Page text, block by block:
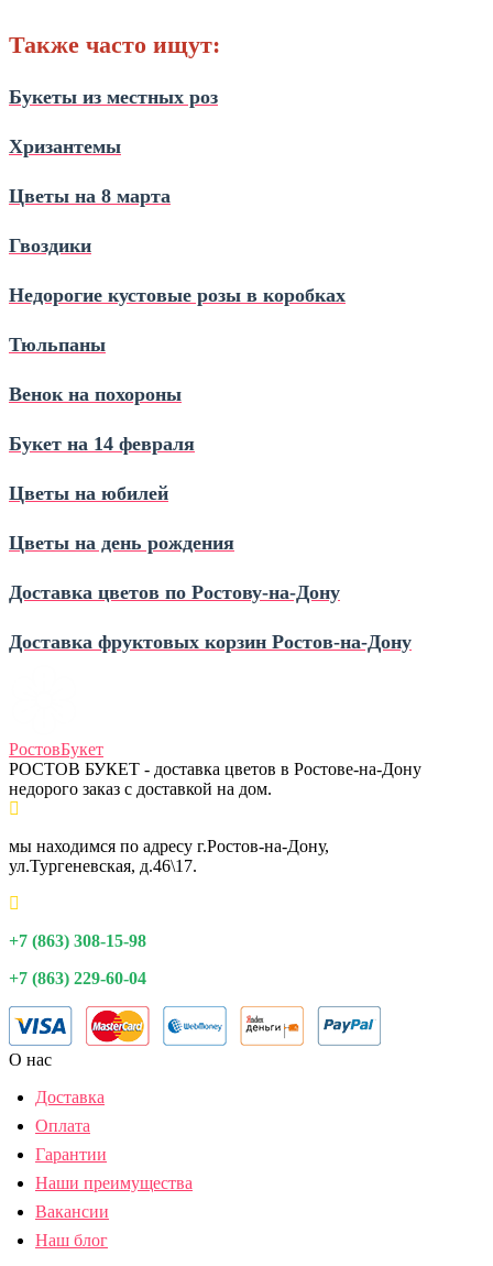
Также часто ищут:
Букеты из местных роз
Хризантемы
Цветы на 8 марта
Гвоздики
Недорогие кустовые розы в коробках
Тюльпаны
Венок на похороны
Букет на 14 февраля
Цветы на юбилей
Цветы на день рождения
Доставка цветов по Ростову‑на‑Дону
Доставка фруктовых корзин Ростов‑на‑Дону
РостовБукет
РОСТОВ БУКЕТ - доставка цветов в Ростове-на-Дону
недорого заказ с доставкой на дом.
мы находимся по адресу г.Ростов-на-Дону,
ул.Тургеневская, д.46\17.
+7 (863) 308-15-98
+7 (863) 229-60-04
О нас
Доставка
Оплата
Гарантии
Наши преимущества
Вакансии
Наш блог